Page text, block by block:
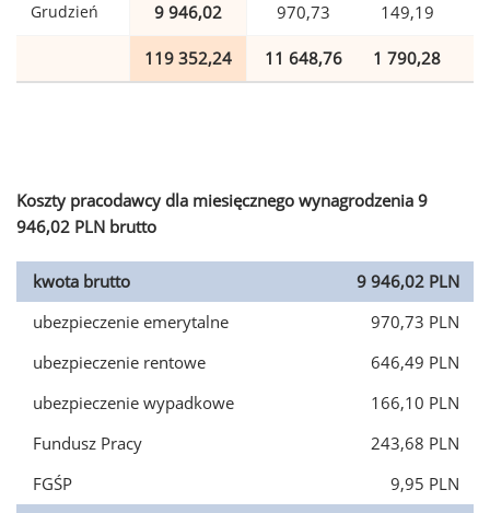
Grudzień 9 946,02 970,73 149,19
119 352,24 11 648,76 1 790,28
Koszty pracodawcy dla miesięcznego wynagrodzenia 9
946,02 PLN brutto
kwota brutto
9 946,02 PLN
ubezpieczenie emerytalne
970,73 PLN
ubezpieczenie rentowe
646,49 PLN
ubezpieczenie wypadkowe
166,10 PLN
Fundusz Pracy
243,68 PLN
FGŚP
9,95 PLN